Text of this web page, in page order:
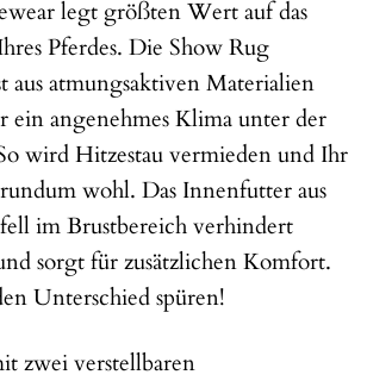
legt größten Wert auf das
Pferdes. Die Show Rug
aus atmungsaktiven Materialien
ein angenehmes Klima unter der
wird Hitzestau vermieden und Ihr
wohl. Das Innenfutter aus
im Brustbereich verhindert
sorgt für zusätzlichen Komfort.
Unterschied spüren!
zwei verstellbaren